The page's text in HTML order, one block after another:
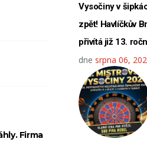
Firma
Vysočiny v
zpět! Havlíčkův
přivítá již 13.
dne srpna 06,